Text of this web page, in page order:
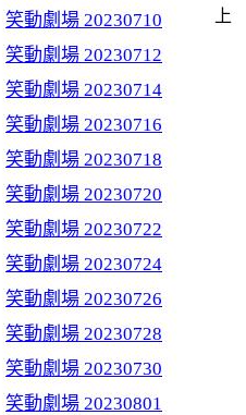
笑動劇場 20230710
笑動劇場 20230712
笑動劇場 20230714
笑動劇場 20230716
笑動劇場 20230718
笑動劇場 20230720
笑動劇場 20230722
笑動劇場 20230724
笑動劇場 20230726
笑動劇場 20230728
笑動劇場 20230730
笑動劇場 20230801
上